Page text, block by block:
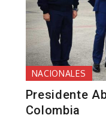
NACIONALES
Presidente
Colombia